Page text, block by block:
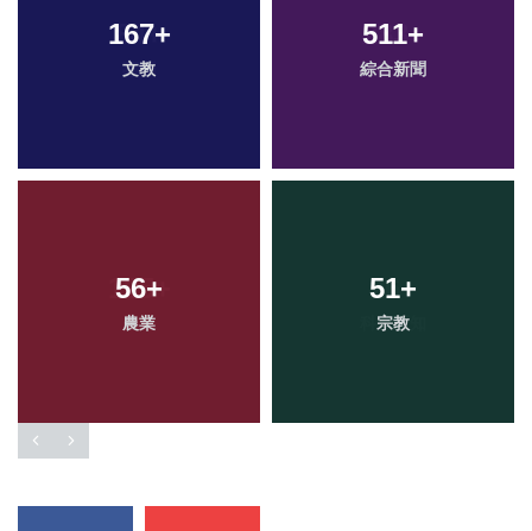
167+
文教
511+
綜合新聞
56+
農業
51+
宗教